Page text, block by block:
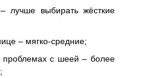
лучше выбирать жёсткие
– мягко-средние;
проблемах с шеей – более